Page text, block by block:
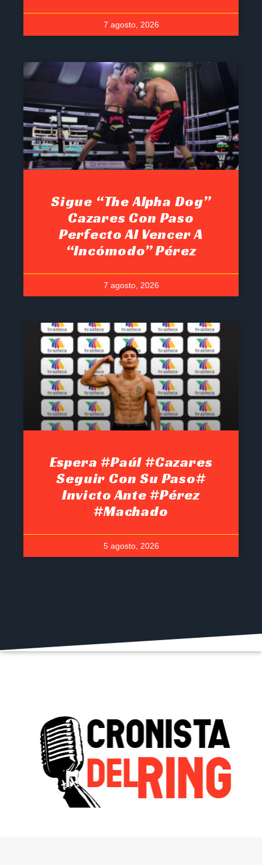
7 agosto, 2026
Sigue “The Alpha Dog”
Cazares Con Paso
Perfecto Al Vencer A
“Incómodo” Pérez
7 agosto, 2026
Espera #Paúl #Cazares
Seguir Con Su Paso#
Invicto Ante #Pérez
#Machado
5 agosto, 2026